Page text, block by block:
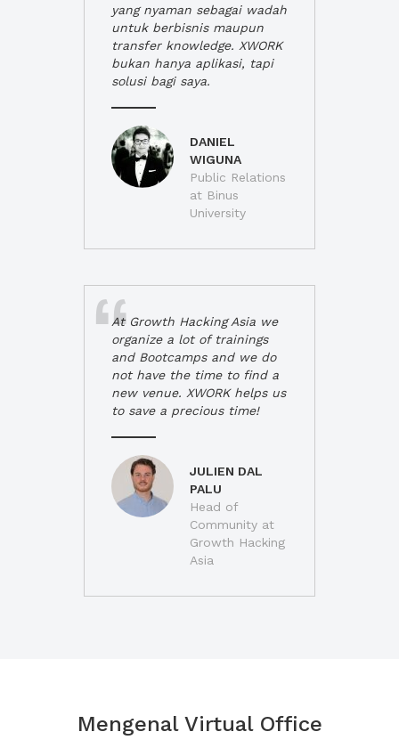
yang nyaman sebagai wadah
untuk berbisnis maupun
transfer knowledge. XWORK
bukan hanya aplikasi, tapi
solusi bagi saya.
DANIEL
WIGUNA
Public Relations
at Binus
University
At Growth Hacking Asia we
organize a lot of trainings
and Bootcamps and we do
not have the time to find a
new venue. XWORK helps us
to save a precious time!
JULIEN DAL
PALU
Head of
Community at
Growth Hacking
Asia
Mengenal Virtual Office